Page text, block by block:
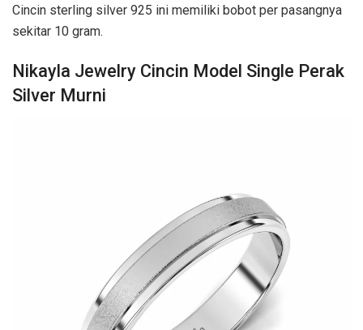
Cincin sterling silver 925 ini memiliki bobot per pasangnya
sekitar 10 gram.
Nikayla Jewelry Cincin Model Single Perak
Silver Murni